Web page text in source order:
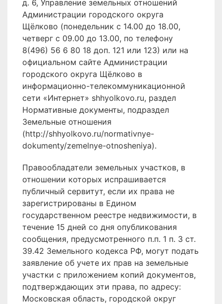
д. 6, Управление земельных отношений
Администрации городского округа
Щёлково (понедельник с 14.00 до 18.00,
четверг с 09.00 до 13.00, по телефону
8(496) 56 6 80 18 доп. 121 или 123) или на
официальном сайте Администрации
городского округа Щёлково в
информационно-телекоммуникационной
сети «Интернет» shhyolkovo.ru, раздел
Нормативные документы, подраздел
Земельные отношения
(http://shhyolkovo.ru/normativnye-
dokumenty/zemelnye-otnosheniya).
Правообладатели земельных участков, в
отношении которых испрашивается
публичный сервитут, если их права не
зарегистрированы в Едином
государственном реестре недвижимости, в
течение 15 дней со дня опубликования
сообщения, предусмотренного п.п. 1 п. 3 ст.
39.42 Земельного кодекса РФ, могут подать
заявление об учете их прав на земельные
участки с приложением копий документов,
подтверждающих эти права, по адресу:
Московская область, городской округ